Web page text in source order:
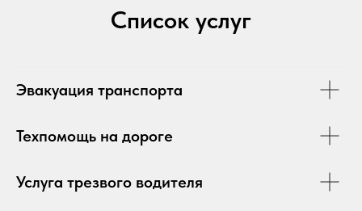
Список услуг
Эвакуация транспорта
Техпомощь на дороге
Услуга трезвого водителя